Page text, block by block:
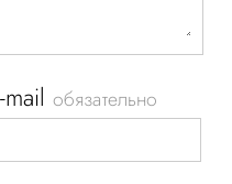
mailобязательно